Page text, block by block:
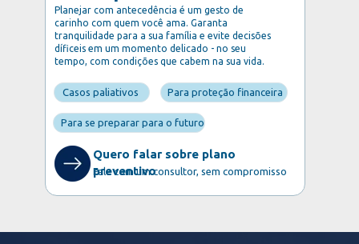
Planejar com antecedência é um gesto de
carinho com quem você ama. Garanta
tranquilidade para a sua família e evite decisões
díficeis em um momento delicado - no seu
tempo, com condições que cabem na sua vida.
Casos paliativos
Para se preparar para o futuro
Para proteção financeira
Quero falar sobre plano
preventivo
Fale com um consultor, sem compromisso
Chamada para ação!